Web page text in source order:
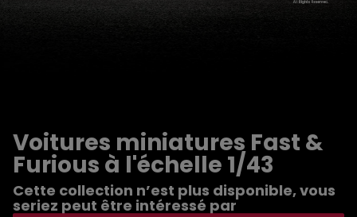
Voitures miniatures Fast &
Furious à l'échelle 1/43
Cette collection n’est plus disponible, vous
seriez peut être intéressé par